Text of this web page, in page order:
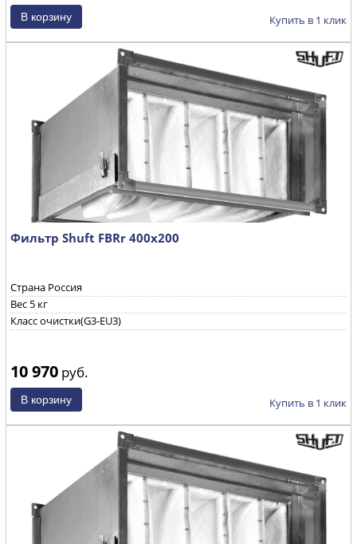
Купить в 1 клик
Фильтр Shuft FBRr 400х200
Страна Россия
Вес 5 кг
Класс очистки(G3-EU3)
10 970 руб.
Купить в 1 клик